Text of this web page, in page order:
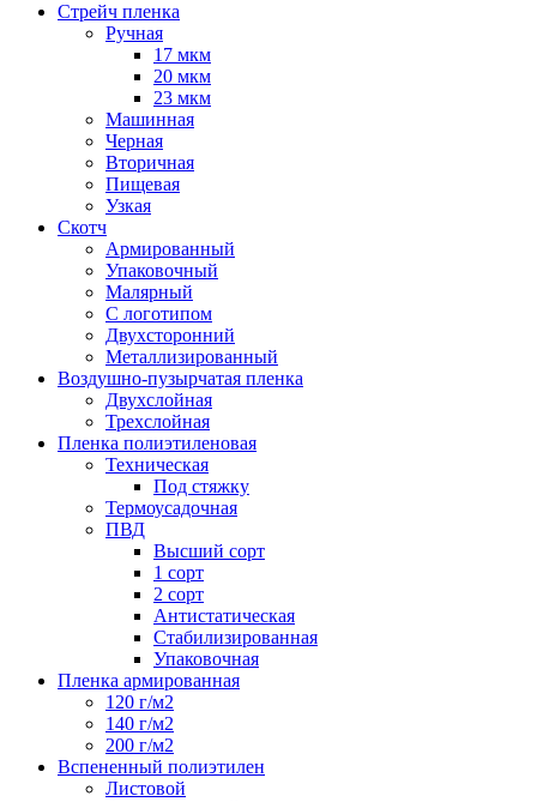
Стрейч пленка
Ручная
17 мкм
20 мкм
23 мкм
Машинная
Черная
Вторичная
Пищевая
Узкая
Скотч
Армированный
Упаковочный
Малярный
С логотипом
Двухсторонний
Металлизированный
Воздушно-пузырчатая пленка
Двухслойная
Трехслойная
Пленка полиэтиленовая
Техническая
Под стяжку
Термоусадочная
ПВД
Высший сорт
1 сорт
2 сорт
Антистатическая
Стабилизированная
Упаковочная
Пленка армированная
120 г/м2
140 г/м2
200 г/м2
Вспененный полиэтилен
Листовой